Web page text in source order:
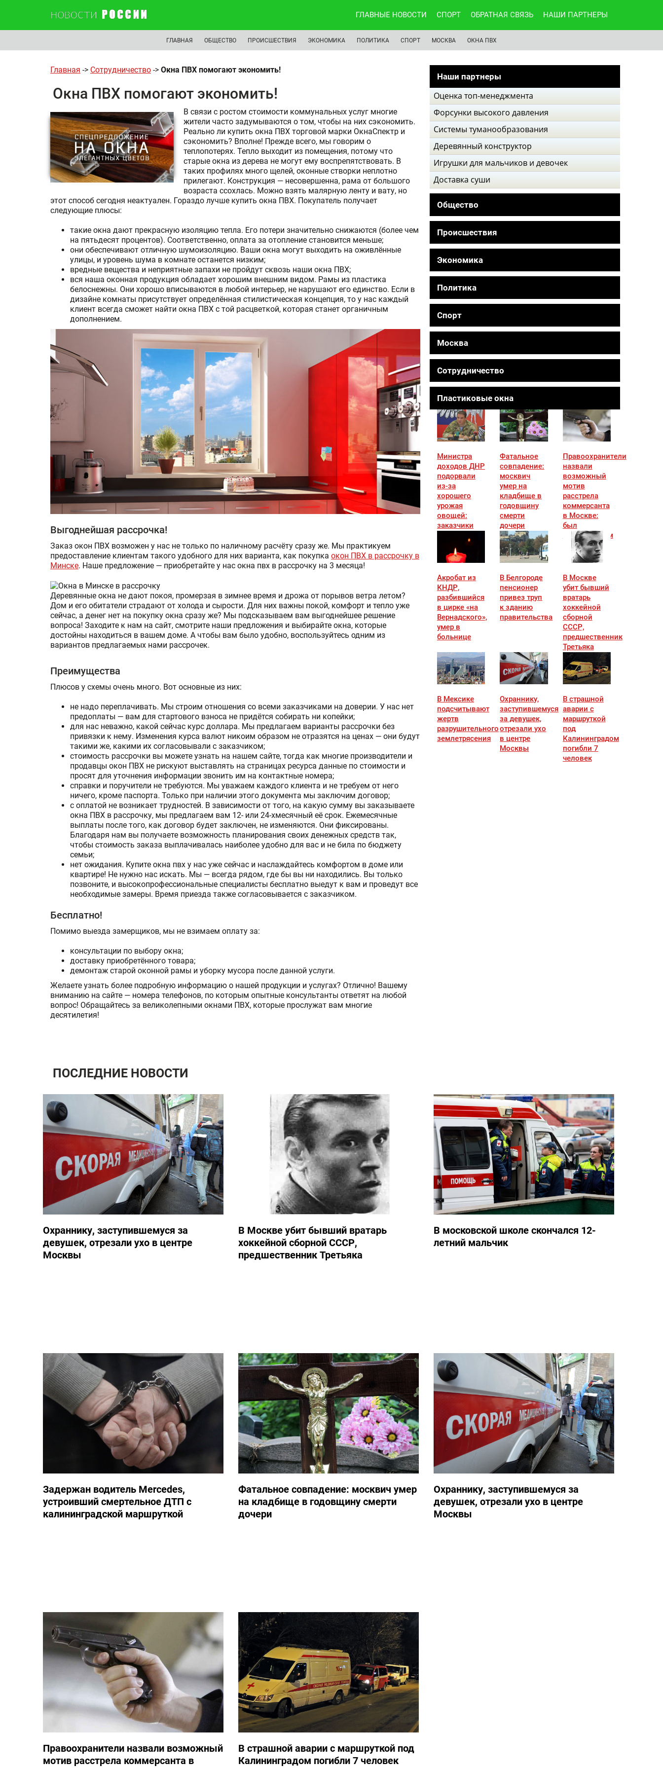
ГЛАВНЫЕ НОВОСТИ СПОРТ ОБРАТНАЯ СВЯЗЬ НАШИ ПАРТНЕРЫ
ГЛАВНАЯ ОБЩЕСТВО ПРОИСШЕСТВИЯ ЭКОНОМИКА ПОЛИТИКА СПОРТ МОСКВА ОКНА ПВХ
Главная -> Сотрудничество -> Окна ПВХ помогают экономить!
Окна ПВХ помогают экономить!
В связи с ростом стоимости коммунальных услуг многие
жители часто задумываются о том, чтобы на них сэкономить.
Реально ли купить окна ПВХ торговой марки ОкнаСпектр и
сэкономить? Вполне! Прежде всего, мы говорим о
теплопотерях. Тепло выходит из помещения, потому что
старые окна из дерева не могут ему воспрепятствовать. В
таких профилях много щелей, оконные створки неплотно
прилегают. Конструкция — несовершенна, рама от большого
возраста ссохлась. Можно взять малярную ленту и вату, но
этот способ сегодня неактуален. Гораздо лучше купить окна ПВХ. Покупатель получает
следующие плюсы:
такие окна дают прекрасную изоляцию тепла. Его потери значительно снижаются (более чем
на пятьдесят процентов). Соответственно, оплата за отопление становится меньше;
они обеспечивают отличную шумоизоляцию. Ваши окна могут выходить на оживлённые
улицы, и уровень шума в комнате останется низким;
вредные вещества и неприятные запахи не пройдут сквозь наши окна ПВХ;
вся наша оконная продукция обладает хорошим внешним видом. Рамы из пластика
белоснежны. Они хорошо вписываются в любой интерьер, не нарушают его единство. Если в
дизайне комнаты присутствует определённая стилистическая концепция, то у нас каждый
клиент всегда сможет найти окна ПВХ с той расцветкой, которая станет органичным
дополнением.
Выгоднейшая рассрочка!
Заказ окон ПВХ возможен у нас не только по наличному расчёту сразу же. Мы практикуем
предоставление клиентам такого удобного для них варианта, как покупка окон ПВХ в рассрочку в
Минске. Наше предложение — приобретайте у нас окна пвх в рассрочку на 3 месяца!
Деревянные окна не дают покоя, промерзая в зимнее время и дрожа от порывов ветра летом?
Дом и его обитатели страдают от холода и сырости. Для них важны покой, комфорт и тепло уже
сейчас, а денег нет на покупку окна сразу же? Мы подсказываем вам выгоднейшее решение
вопроса! Заходите к нам на сайт, смотрите наши предложения и выбирайте окна, которые
достойны находиться в вашем доме. А чтобы вам было удобно, воспользуйтесь одним из
вариантов предлагаемых нами рассрочек.
Преимущества
Плюсов у схемы очень много. Вот основные из них:
не надо переплачивать. Мы строим отношения со всеми заказчиками на доверии. У нас нет
предоплаты — вам для стартового взноса не придётся собирать ни копейки;
для нас неважно, какой сейчас курс доллара. Мы предлагаем варианты рассрочки без
привязки к нему. Изменения курса валют никоим образом не отразятся на ценах — они будут
такими же, какими их согласовывали с заказчиком;
стоимость рассрочки вы можете узнать на нашем сайте, тогда как многие производители и
продавцы окон ПВХ не рискуют выставлять на страницах ресурса данные по стоимости и
просят для уточнения информации звонить им на контактные номера;
справки и поручители не требуются. Мы уважаем каждого клиента и не требуем от него
ничего, кроме паспорта. Только при наличии этого документа мы заключим договор;
с оплатой не возникает трудностей. В зависимости от того, на какую сумму вы заказываете
окна ПВХ в рассрочку, мы предлагаем вам 12- или 24-хмесячный её срок. Ежемесячные
выплаты после того, как договор будет заключен, не изменяются. Они фиксированы.
Благодаря нам вы получаете возможность планирования своих денежных средств так,
чтобы стоимость заказа выплачивалась наиболее удобно для вас и не била по бюджету
семьи;
нет ожидания. Купите окна пвх у нас уже сейчас и наслаждайтесь комфортом в доме или
квартире! Не нужно нас искать. Мы — всегда рядом, где бы вы ни находились. Вы только
позвоните, и высокопрофессиональные специалисты бесплатно выедут к вам и проведут все
необходимые замеры. Время приезда также согласовывается с заказчиком.
Бесплатно!
Помимо выезда замерщиков, мы не взимаем оплату за:
консультации по выбору окна;
доставку приобретённого товара;
демонтаж старой оконной рамы и уборку мусора после данной услуги.
Желаете узнать более подробную информацию о нашей продукции и услугах? Отлично! Вашему
вниманию на сайте — номера телефонов, по которым опытные консультанты ответят на любой
вопрос! Обращайтесь за великолепными окнами ПВХ, которые прослужат вам многие
десятилетия!
Наши партнеры
Оценка топ-менеджмента
Форсунки высокого давления
Системы туманообразования
Деревянный конструктор
Игрушки для мальчиков и девочек
Доставка суши
Общество
Происшествия
Экономика
Политика
Спорт
Москва
Сотрудничество
Пластиковые окна
Министра
доходов ДНР
подорвали
из-за
хорошего
урожая
овощей:
заказчики
Фатальное
совпадение:
москвич
умер на
кладбище в
годовщину
смерти
дочери
Правоохранители
назвали
возможный
мотив
расстрела
коммерсанта
в Москве:
был
конфликтным
Акробат из
КНДР,
разбившийся
в цирке «на
Вернадского»,
умер в
больнице
В Белгороде
пенсионер
привез труп
к зданию
правительства
В Москве
убит бывший
вратарь
хоккейной
сборной
СССР,
предшественник
Третьяка
В Мексике
подсчитывают
жертв
разрушительного
землетрясения
Охраннику,
заступившемуся
за девушек,
отрезали ухо
в центре
Москвы
В страшной
аварии с
маршруткой
под
Калининградом
погибли 7
человек
ПОСЛЕДНИЕ НОВОСТИ
Охраннику, заступившемуся за
девушек, отрезали ухо в центре
Москвы
В Москве убит бывший вратарь
хоккейной сборной СССР,
предшественник Третьяка
В московской школе скончался 12-
летний мальчик
Задержан водитель Mercedes,
устроивший смертельное ДТП с
калининградской маршруткой
Фатальное совпадение: москвич умер
на кладбище в годовщину смерти
дочери
Охраннику, заступившемуся за
девушек, отрезали ухо в центре
Москвы
Правоохранители назвали возможный
мотив расстрела коммерсанта в
В страшной аварии с маршруткой под
Калининградом погибли 7 человек